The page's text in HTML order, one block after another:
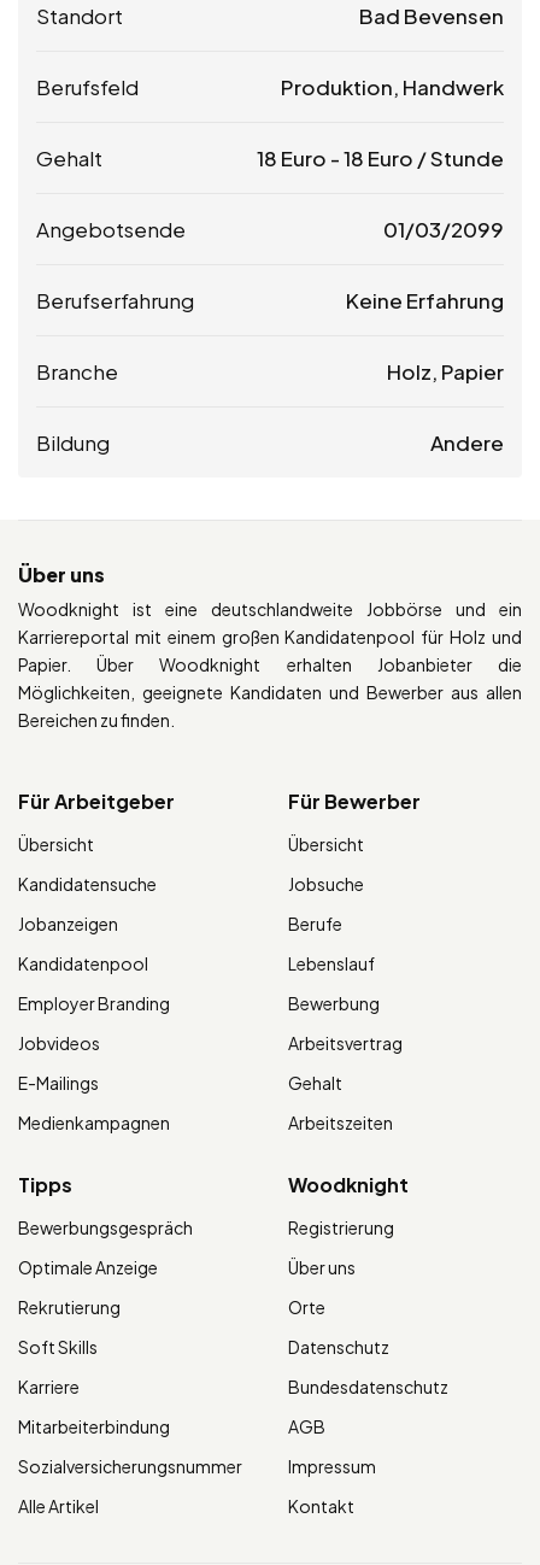
Standort Bad Bevensen
Berufsfeld Produktion, Handwerk
Gehalt 18 Euro -18 Euro / Stunde
Angebotsende 01/03/2099
Berufserfahrung Keine Erfahrung
Branche Holz, Papier
Bildung Andere
Über uns
Woodknight ist eine deutschlandweite Jobbörse und ein
Karriereportal mit einem großen Kandidatenpool für Holz und
Papier. Über Woodknight erhalten Jobanbieter die
Möglichkeiten, geeignete Kandidaten und Bewerber aus allen
Bereichen zu finden.
Für Arbeitgeber
Übersicht
Kandidatensuche
Jobanzeigen
Kandidatenpool
Employer Branding
Jobvideos
E-Mailings
Medienkampagnen
Für Bewerber
Übersicht
Jobsuche
Berufe
Lebenslauf
Bewerbung
Arbeitsvertrag
Gehalt
Arbeitszeiten
Tipps
Bewerbungsgespräch
Optimale Anzeige
Rekrutierung
Soft Skills
Karriere
Mitarbeiterbindung
Sozialversicherungsnummer
Alle Artikel
Woodknight
Registrierung
Über uns
Orte
Datenschutz
Bundesdatenschutz
AGB
Impressum
Kontakt